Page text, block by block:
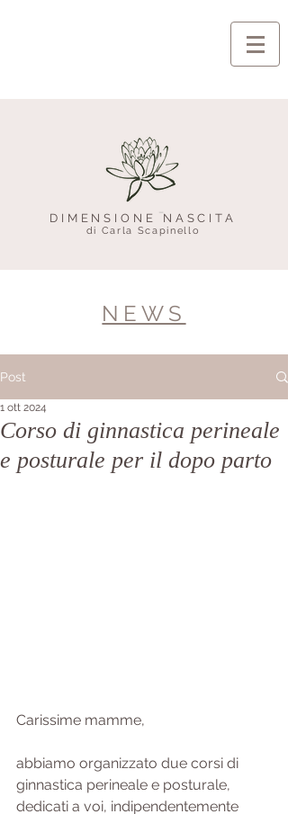
DIMENSIONE NASCITA
di Carla Scapinello
NEWS
Post
Corso di ginnastica perineale
e posturale per il dopo parto
1 ott 2024
Carissime mamme,
abbiamo organizzato due corsi di
ginnastica perineale e posturale,
dedicati a voi, indipendentemente